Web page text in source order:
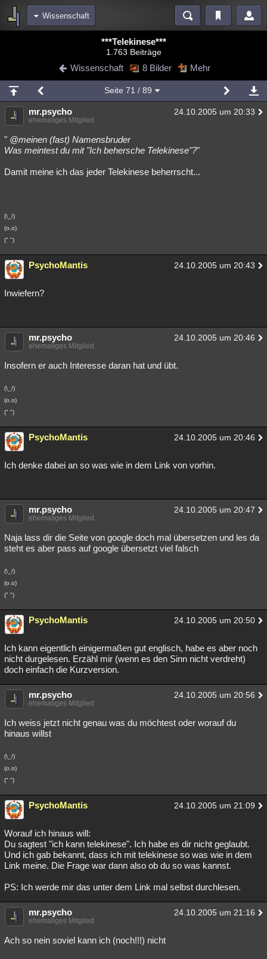
Wissenschaft
Blogs Videos
Chat Wiki Neuigkeiten
meine Rubriken
Menschen Wissenschaft Mystery Kriminalfälle
Spiritualität Verschwörungen
Astronomie
Musik
Übersichten
Besucht
***Telekinese***
1.763 Beiträge
Wissenschaft 8 Bilder Mehr
Seite 71 / 89
mr.psycho 24.10.2005 um 20:33
ehemaliges Mitglied
" @meinen (fast) Namensbruder
Was meintest du mit "Ich behersche Telekinese"?"
Damit meine ich das jeder Telekinese beherrscht...
(\_/)
(o.o)
(" ")
PsychoMantis 24.10.2005 um 20:43
Inwiefern?
mr.psycho 24.10.2005 um 20:46
ehemaliges Mitglied
Insofern er auch Interesse daran hat und übt.
(\_/)
(o.o)
(" ")
PsychoMantis 24.10.2005 um 20:46
Ich denke dabei an so was wie in dem Link von vorhin.
mr.psycho 24.10.2005 um 20:47
ehemaliges Mitglied
Naja lass dir die Seite von google doch mal übersetzen und les da
steht es aber pass auf google übersetzt viel falsch
(\_/)
(o.o)
(" ")
PsychoMantis 24.10.2005 um 20:50
Ich kann eigentlich einigermaßen gut englisch, habe es aber noch
nicht durgelesen. Erzähl mir (wenn es den Sinn nicht verdreht)
doch einfach die Kurzversion.
mr.psycho 24.10.2005 um 20:56
ehemaliges Mitglied
Ich weiss jetzt nicht genau was du möchtest oder worauf du
hinaus willst
(\_/)
(o.o)
(" ")
PsychoMantis 24.10.2005 um 21:09
Worauf ich hinaus will:
Du sagtest "ich kann telekinese". Ich habe es dir nicht geglaubt.
Und ich gab bekannt, dass ich mit telekinese so was wie in dem
Link meine. Die Frage war dann also ob du so was kannst.
PS: Ich werde mir das unter dem Link mal selbst durchlesen.
mr.psycho 24.10.2005 um 21:16
ehemaliges Mitglied
Ach so nein soviel kann ich (noch!!!) nicht